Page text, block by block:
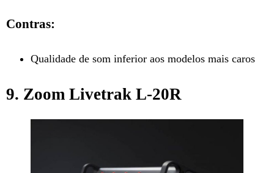
Contras:
Qualidade de som inferior aos modelos mais caros
9. Zoom Livetrak L-20R